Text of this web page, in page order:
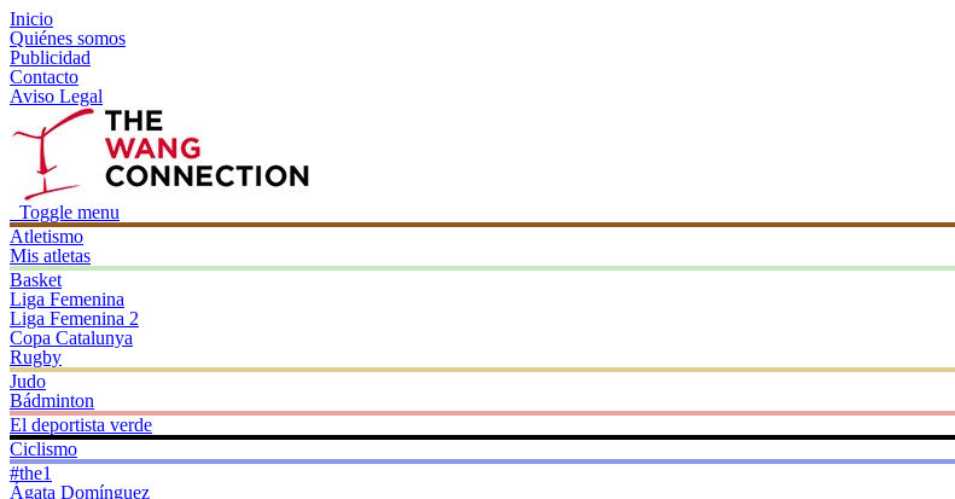
Inicio
Quiénes somos
Publicidad
Contacto
Aviso Legal
Toggle menu
Atletismo
Mis atletas
Basket
Liga Femenina
Liga Femenina 2
Copa Catalunya
Rugby
Judo
Bádminton
El deportista verde
Ciclismo
#the1
Ágata Domínguez